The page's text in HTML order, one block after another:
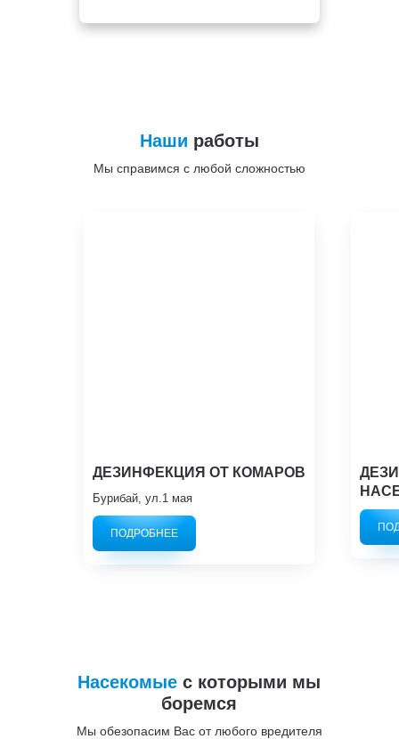
Наши работы
Мы справимся с любой сложностью
ДЕЗИНФЕКЦИЯ ОТ КОМАРОВ
Бурибай, ул.1 мая
ПОДРОБНЕЕ
Насекомые с которыми мы
боремся
Мы обезопасим Вас от любого вредителя